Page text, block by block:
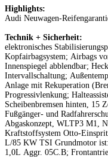
Highlights:
Audi Neuwagen-
Technik + Sicherheit:
elektronisches
Kopfairbagsystem; Airbags
Innenspiegel abblendbar;
Intervallschaltung;
Anlage mit Rekuperation
Progressivlenkung;
Scheibenbremsen hinten, 15
Fußgänger- und
Abgaskonzept, WLTP3 M1,
Kraftstoffsystem Otto-
L/85 KW TSI Grundmotor
1,0L Aggr. 05C.B;